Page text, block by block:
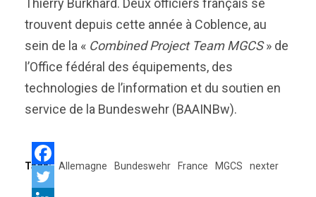
Thierry Burkhard. Deux officiers français se
trouvent depuis cette année à Coblence, au
sein de la « Combined Project Team MGCS» de
l’Office fédéral des équipements, des
technologies de l’information et du soutien en
service de la Bundeswehr (BAAINBw).
Tags: Allemagne Bundeswehr France MGCS nexter